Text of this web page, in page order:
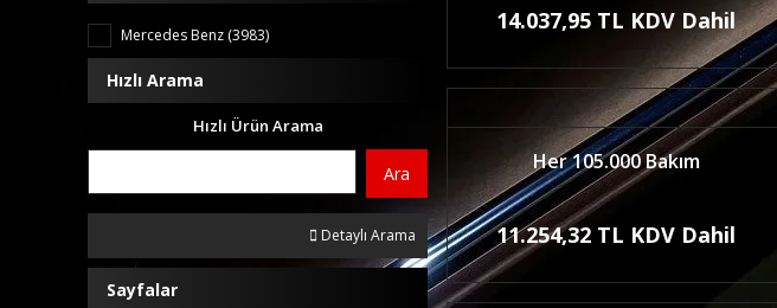
Mercedes Benz (3983)
Hızlı Arama
Hızlı Ürün Arama
Ara
Detaylı Arama
Sayfalar
14.037,95 TL KDV Dahil
Her 105.000 Bakım
11.254,32 TL KDV Dahil